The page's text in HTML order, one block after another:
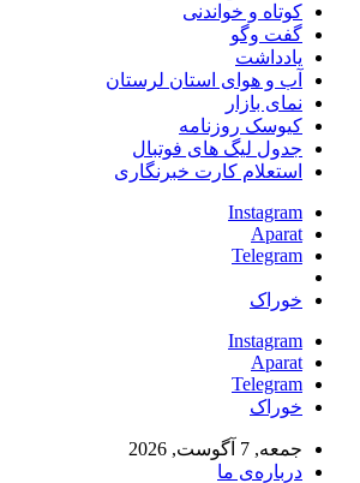
کوتاه و خواندنی
گفت وگو
یادداشت
آب و هوای استان لرستان
نمای بازار
کیوسک روزنامه
جدول لیگ های فوتبال
استعلام کارت خبرنگاری
Instagram
Aparat
Telegram
خوراک
Instagram
Aparat
Telegram
خوراک
جمعه, 7 آگوست, 2026
درباره‌ی ما